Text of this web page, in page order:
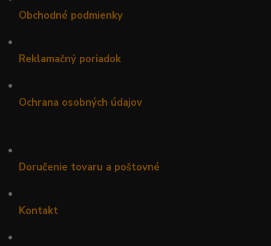
Obchodné podmienky
•
Reklamačný poriadok
•
Ochrana osobných údajov
•
Doručenie tovaru a poštovné
•
Kontakt
•